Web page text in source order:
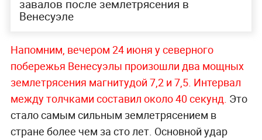
завалов после землетрясения в
Венесуэле
Напомним, вечером 24 июня у северного
побережья Венесуэлы произошли два мощных
землетрясения магнитудой 7,2 и 7,5. Интервал
между толчками составил около 40 секунд. Это
стало самым сильным землетрясением в
стране более чем за сто лет. Основной удар